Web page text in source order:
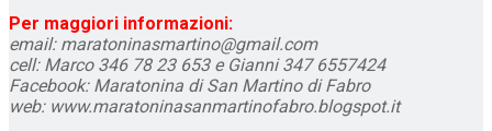
Per maggiori informazioni:
email: maratoninasmartino@gmail.com
cell: Marco 346 78 23 653 e Gianni 347 6557424
Facebook: Maratonina di San Martino di Fabro
web: www.maratoninasanmartinofabro.blogspot.it